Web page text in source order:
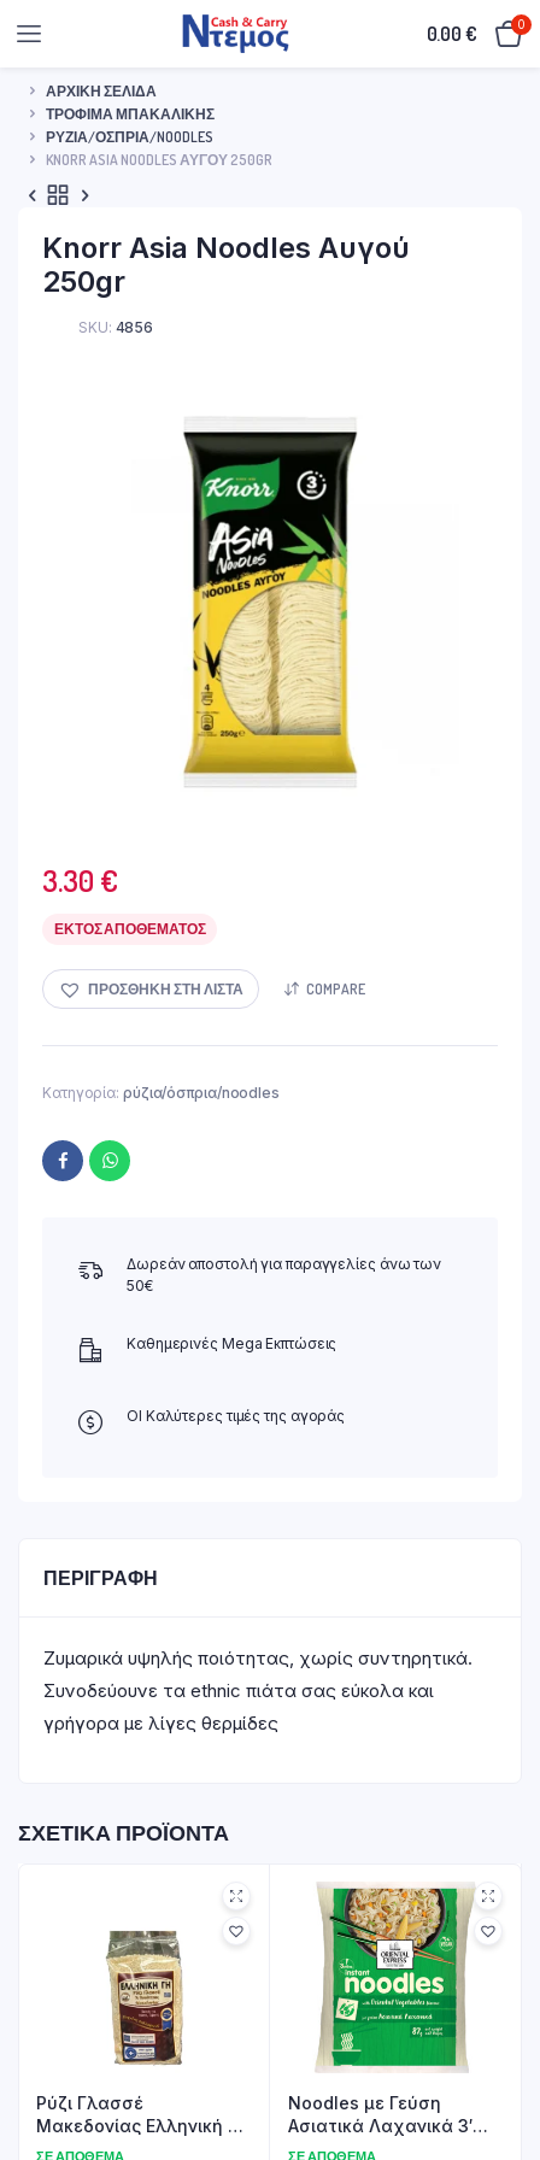
0.00€ 0
ΑΡΧΙΚΉ ΣΕΛΊΔΑ
ΤΡΌΦΙΜΑ ΜΠΑΚΑΛΙΚΉΣ
ΡΎΖΙΑ/ΌΣΠΡΙΑ/NOODLES
KNORR ASIA NOODLES ΑΥΓΟΎ 250GR
Knorr Asia Noodles Αυγού
250gr
SKU: 4856
3.30 €
ΕΚΤΌΣ ΑΠΟΘΈΜΑΤΟΣ
ΠΡΟΣΘΉΚΗ ΣΤΗ ΛΊΣΤΑ COMPARE
Κατηγορία: ρύζια/όσπρια/noodles
Δωρεάν αποστολή για παραγγελίες άνω των
50€
Καθημερινές Mega Εκπτώσεις
ΟΙ Καλύτερες τιμές της αγοράς
ΠΕΡΙΓΡΑΦΉ
Ζυμαρικά υψηλής ποιότητας, χωρίς συντηρητικά.
Συνοδεύουνε τα ethnic πιάτα σας εύκολα και
γρήγορα με λίγες θερμίδες
ΣΧΕΤΙΚΆ ΠΡΟΪΌΝΤΑ
Ρύζι Γλασσέ
Μακεδονίας Ελληνική Γη
500γρ
Noodles με Γεύση
Ασιατικά Λαχανικά 3′
Oriental Express 87gr